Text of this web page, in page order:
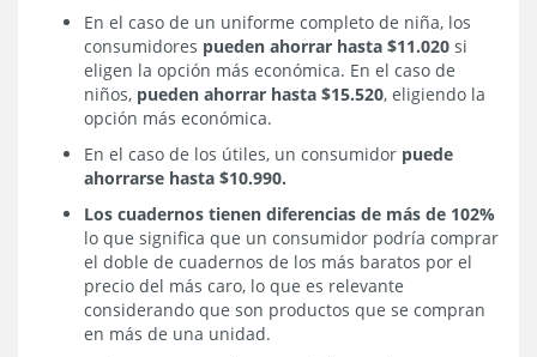
En el caso de un uniforme completo de niña, los
consumidores pueden ahorrar hasta $11.020 si
eligen la opción más económica. En el caso de
niños, pueden ahorrar hasta $15.520, eligiendo la
opción más económica.
En el caso de los útiles, un consumidor puede
ahorrarse hasta $10.990.
Los cuadernos tienen diferencias de más de 102%
lo que significa que un consumidor podría comprar
el doble de cuadernos de los más baratos por el
precio del más caro, lo que es relevante
considerando que son productos que se compran
en más de una unidad.